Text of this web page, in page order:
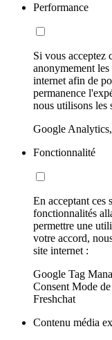
Performance
Si vous acceptez
anonymement
internet afin de
permanence
nous utilisons les
Google
Fonctionnalité
En acceptant ces
fonctionnalités
permettre une
votre accord,
site internet :
Google Tag
Consent Mode
Freshchat
Contenu média